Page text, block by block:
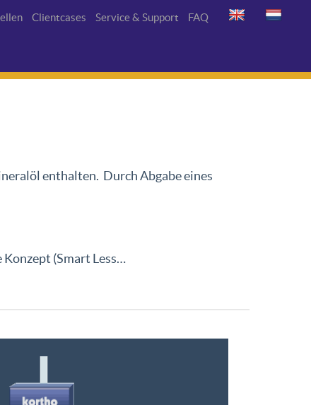
Clientcases Service & Support FAQ
enthalten. Durch Abgabe eines
(Smart Less…